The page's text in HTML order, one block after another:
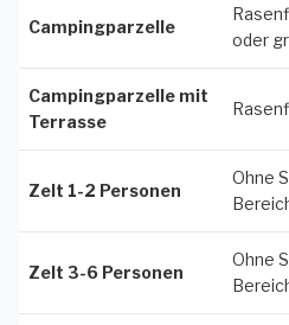
Campingparzelle
oder
Campingparzelle mit
Terrasse
Zelt 1-2 Personen
Ohne
Zelt 3-6 Personen
Ohne